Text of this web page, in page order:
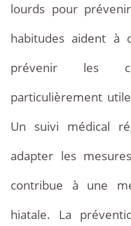
lourds pour
habitudes aident à
prévenir les
particulièrement
Un suivi médical
adapter les
contribue à une
hiatale. La